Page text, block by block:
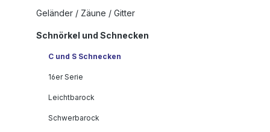
Geländer / Zäune / Gitter
Schnörkel und Schnecken
C und S Schnecken
16er Serie
Leichtbarock
Schwerbarock